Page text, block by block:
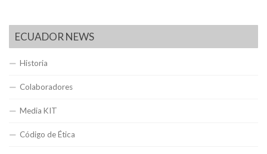
ECUADOR NEWS
Historia
Colaboradores
Media KIT
Código de Ética